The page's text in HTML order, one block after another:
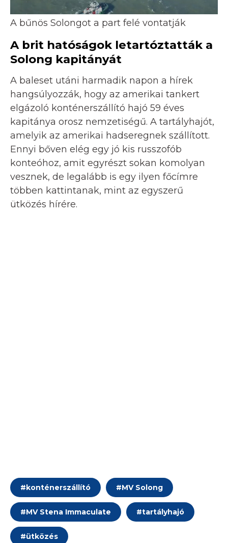
A bűnös Solongot a part felé vontatják
A brit hatóságok letartóztatták a
Solong kapitányát
A baleset utáni harmadik napon a hírek
hangsúlyozzák, hogy az amerikai tankert
elgázoló konténerszállító hajó 59 éves
kapitánya orosz nemzetiségű. A tartályhajót,
amelyik az amerikai hadseregnek szállított.
Ennyi bőven elég egy jó kis russzofób
konteóhoz, amit egyrészt sokan komolyan
vesznek, de legalább is egy ilyen főcímre
többen kattintanak, mint az egyszerű
ütközés hírére.
# konténerszállító #MV Solong
#MV Stena Immaculate #tartályhajó
#ütközés